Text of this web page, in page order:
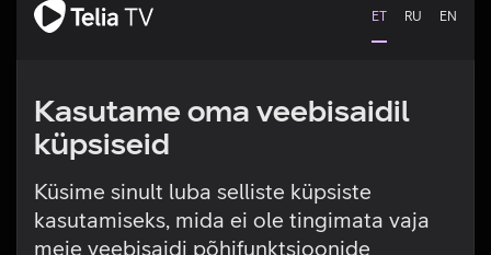
ET RU EN
Kasutame oma veebisaidil
küpsiseid
Küsime sinult luba selliste küpsiste
kasutamiseks, mida ei ole tingimata vaja
meie veebisaidi põhifunktsioonide
Tehniline viga